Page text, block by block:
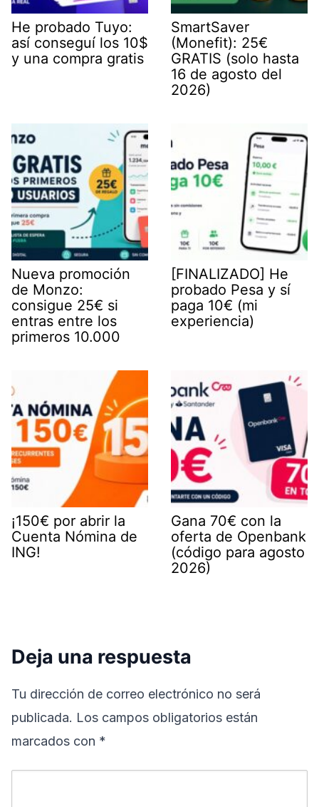
He probado Tuyo:
así conseguí los 10$
y una compra gratis
SmartSaver
(Monefit): 25€
GRATIS (solo hasta
16 de agosto del
2026)
Nueva promoción
de Monzo:
consigue 25€ si
entras entre los
primeros 10.000
[FINALIZADO] He
probado Pesa y sí
paga 10€ (mi
experiencia)
¡150€ por abrir la
Cuenta Nómina de
ING!
Gana 70€ con la
oferta de Openbank
(código para agosto
2026)
Deja una respuesta
Tu dirección de correo electrónico no será
publicada. Los campos obligatorios están
marcados con *